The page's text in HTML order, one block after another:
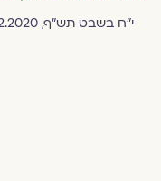
י"ח בשבט תש"ף, 13.2.2020